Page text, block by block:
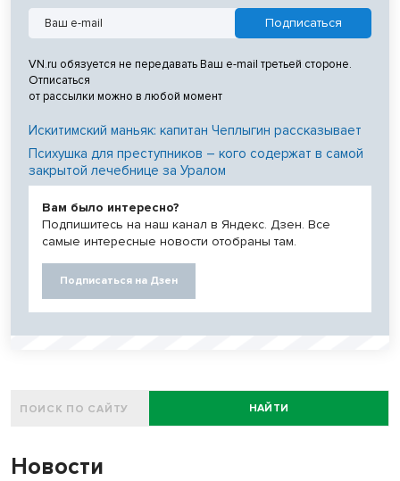
VN.ru обязуется не передавать Ваш e-mail третьей стороне.
Отписаться
от рассылки можно в любой момент
Искитимский маньяк: капитан Чеплыгин рассказывает
Психушка для преступников – кого содержат в самой
закрытой лечебнице за Уралом
Вам было интересно?
Подпишитесь на наш канал в Яндекс. Дзен. Все
самые интересные новости отобраны там.
Подписаться на Дзен
НАЙТИ
Новости